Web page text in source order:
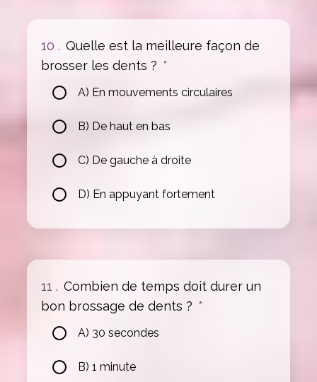
10 . Quelle est la meilleure façon de
brosser les dents ? *
A) En mouvements circulaires
B) De haut en bas
C) De gauche à droite
D) En appuyant fortement
11 . Combien de temps doit durer un
bon brossage de dents ? *
A) 30 secondes
B) 1 minute